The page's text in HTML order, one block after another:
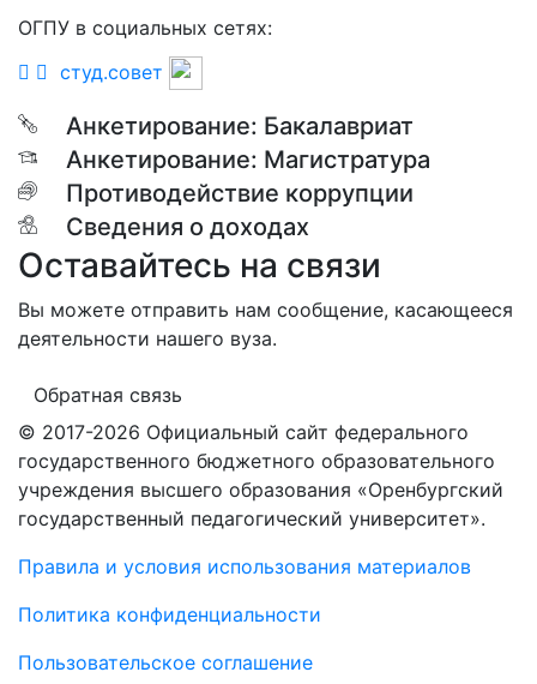
ОГПУ в социальных сетях:
студ.совет
Анкетирование: Бакалавриат
Анкетирование: Магистратура
Противодействие коррупции
Сведения о доходах
Оставайтесь на связи
Вы можете отправить нам сообщение, касающееся
деятельности нашего вуза.
Обратная связь
© 2017-2026 Официальный сайт федерального
государственного бюджетного образовательного
учреждения высшего образования «Оренбургский
государственный педагогический университет».
Правила и условия использования материалов
Политика конфиденциальности
Пользовательское соглашение